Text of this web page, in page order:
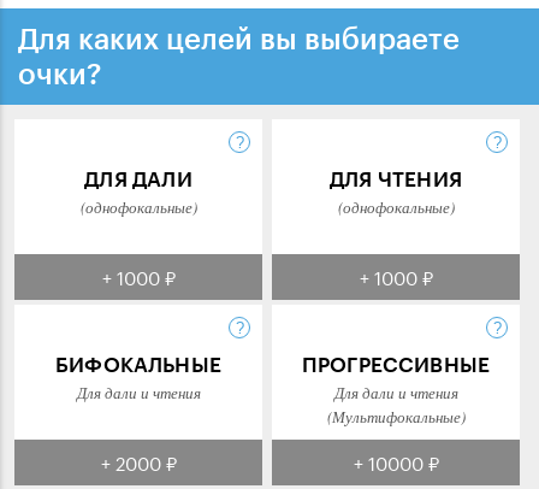
Для каких целей вы выбираете
очки?
ДЛЯ ДАЛИ
(однофокальные)
+ 1000 ₽
ДЛЯ ЧТЕНИЯ
(однофокальные)
+ 1000 ₽
БИФОКАЛЬНЫЕ
Для дали и чтения
+ 2000 ₽
ПРОГРЕССИВНЫЕ
Для дали и чтения
(Мультифокальные)
+ 10000 ₽